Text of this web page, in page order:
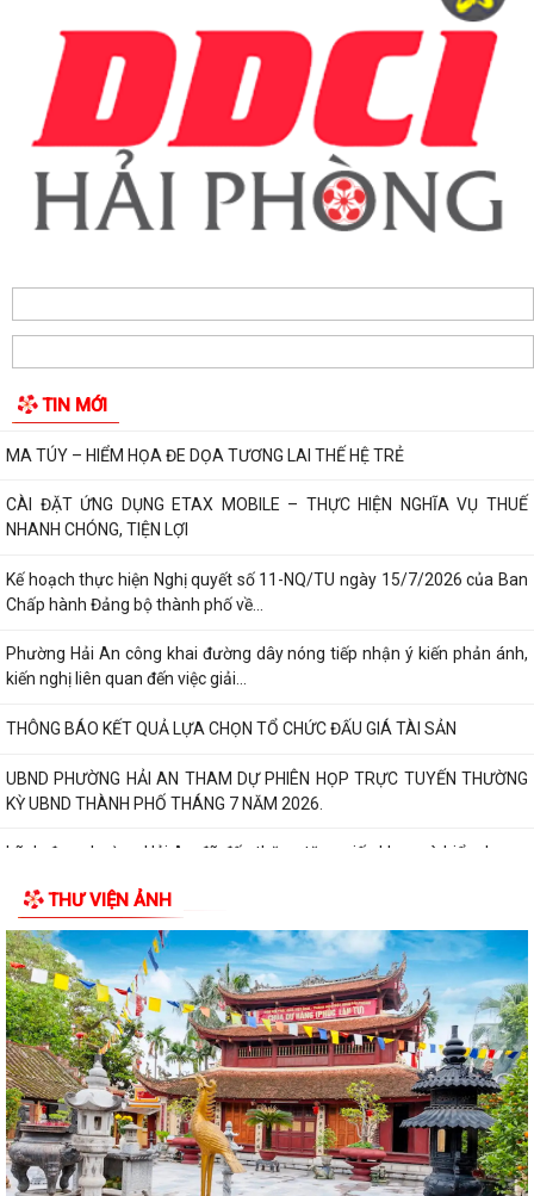
TIN MỚI
Hộ dân phường Hải An tự nguyện hiến 131,2 m² đất phục vụ mở rộng
tuyến đường trước cửa trường THPT...
Các ngày lễ, ngày kỷ niệm nổi bật trong tháng 8
MA TÚY – HIỂM HỌA ĐE DỌA TƯƠNG LAI THẾ HỆ TRẺ
CÀI ĐẶT ỨNG DỤNG ETAX MOBILE – THỰC HIỆN NGHĨA VỤ THUẾ
Kế hoạch thực hiện Nghị quyết số 11-NQ/TU ngày 15/7/2026 của Ban
Chấp hành Đảng bộ thành phố về...
Phường Hải An công khai đường dây nóng tiếp nhận ý kiến phản ánh,
kiến nghị liên quan đến việc giải...
THÔNG BÁO KẾT QUẢ LỰA CHỌN TỔ CHỨC ĐẤU GIÁ TÀI SẢN
UBND PHƯỜNG HẢI AN THAM DỰ PHIÊN HỌP TRỰC TUYẾN THƯỜNG
KỲ UBND THÀNH PHỐ THÁNG 7 NĂM 2026.
gia đình bà Lương Thị Thúy (trú...
An chủ trì buổi tiếp công dân...
Thông báo đường dây nòng của Đảng uỷ phường tiếp nhận thông tin
phản ánh, kiến nghị liên quan đến...
Đảng ủy phường Hải An đánh giá toàn diện kết quả thực hiện tháng 7,
quyết tâm bứt phá hoàn thành...
An chủ trì buổi tiếp công dân...
Kế hoạch của Ban Thường vụ Đảng ủy thực hiện Nghị quyết số 11-
NQ/TU ngày 15/7/2026 của Ban Chấp...
ĐIỂM CẦU PHƯỜNG HẢI AN THAM GIA HỘI NGHỊ TOÀN QUỐC QUÁN
TRIỆT, TRIỂN KHAI THỰC HIỆN NGHỊ QUYẾT HỘI...
THÔNG BÁO Về việc lựa chọn tổ chức đấu giá tài sản.
Thực hiện chế độ báo cáo hoạt động đầu tư trên Hệ thống thông tin về
giám sát, đánh giá đầu tư
THƯ VIỆN ẢNH